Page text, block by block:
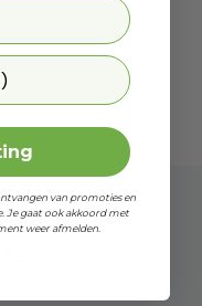
jarig bent
van promoties en
Je gaat ook akkoord met
weer afmelden.